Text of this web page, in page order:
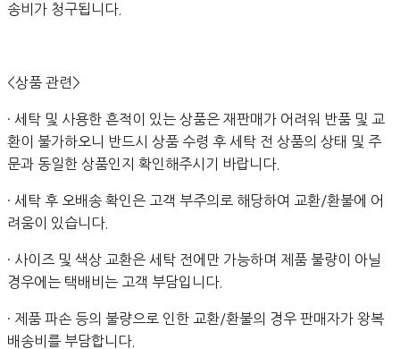
송비가 청구됩니다.
<상품 관련>
· 세탁 및 사용한 흔적이 있는 상품은 재판매가 어려워 반품 및 교
환이 불가하오니 반드시 상품 수령 후 세탁 전 상품의 상태 및 주
문과 동일한 상품인지 확인해주시기 바랍니다.
· 세탁 후 오배송 확인은 고객 부주의로 해당하여 교환/환불에 어
려움이 있습니다.
· 사이즈 및 색상 교환은 세탁 전에만 가능하며 제품 불량이 아닐
경우에는 택배비는 고객 부담입니다.
· 제품 파손 등의 불량으로 인한 교환/환불의 경우 판매자가 왕복
배송비를 부담합니다.